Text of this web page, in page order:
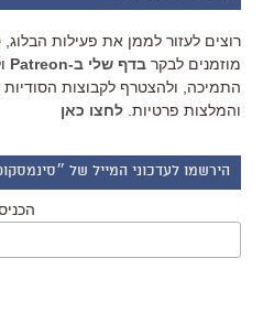
רוצים לעזור לממן את פעילות
מוזמנים לבקר בדף שלי ב-Patreon
התמיכה, ולהצטרף לקבוצות
והמלצות פרטיות. לחצו כאן
הירשמו לעדכוני המייל של